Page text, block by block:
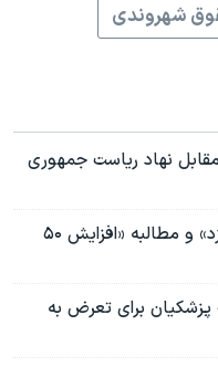
شهروندی
مقابل نهاد ریاست جمهوری
انتقاد فعالان کارگری از «حداقل دستمزد» و مطالبه «افزایش ۵۰
پزشکیان برای تعرض به